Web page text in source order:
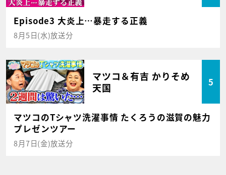
Episode3 大炎上…暴走する正義
8月5日(水)放送分
マツコ＆有吉 かりそめ
天国
5
マツコのTシャツ洗濯事情 たくろうの滋賀の魅力
プレゼンツアー
8月7日(金)放送分